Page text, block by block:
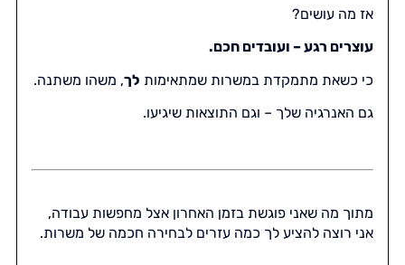
אז מה עושים?
עוצרים רגע – ועובדים חכם.
כי כשאת מתמקדת במשרות שמתאימות לך, משהו משתנה.
גם האנרגיה שלך – וגם התוצאות שיגיעו.
מתוך מה שאני פוגשת בזמן האחרון אצל מחפשות עבודה,
אני רוצה להציע לך כמה עזרים לבחירה חכמה של משרות.